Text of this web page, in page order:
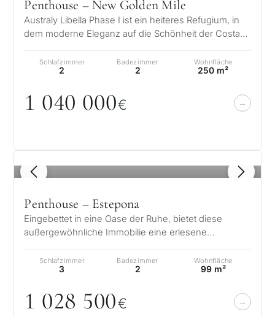
Penthouse – New Golden Mile
Australy Libella Phase I ist ein heiteres Refugium, in
dem moderne Eleganz auf die Schönheit der Costa
Schlafzimmer
2
Badezimmer
2
Wohnfläche
250 m²
1 040 000€
1 / 8
Penthouse – Estepona
Eingebettet in eine Oase der Ruhe, bietet diese
außergewöhnliche Immobilie eine erlesene
Schlafzimmer
3
Badezimmer
2
Wohnfläche
99 m²
1 028 500€